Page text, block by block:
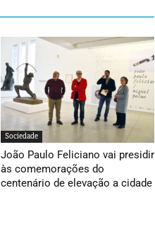
Sociedade
João Paulo Feliciano vai presidir
às comemorações do
centenário de elevação a cidade